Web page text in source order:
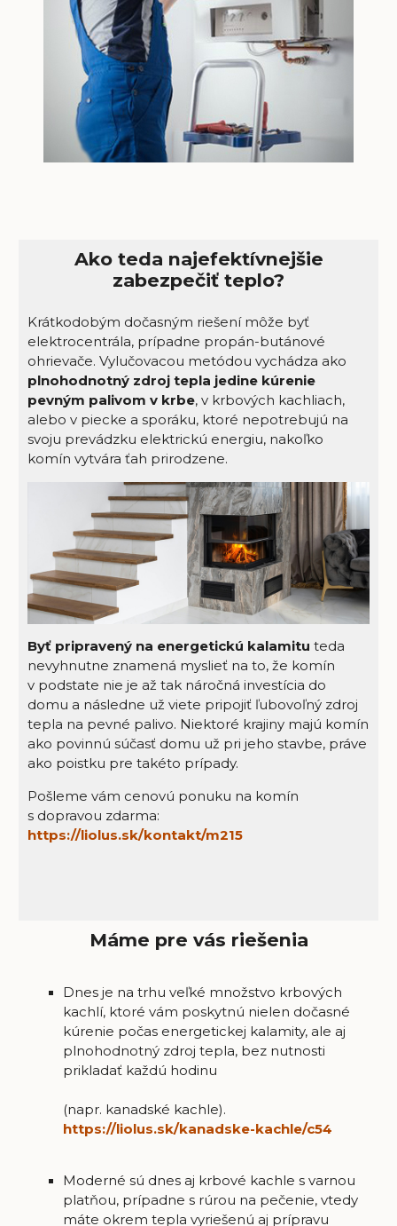
Ako teda najefektívnejšie
zabezpečiť teplo?
Krátkodobým dočasným riešení môže byť
elektrocentrála, prípadne propán-butánové
ohrievače. Vylučovacou metódou vychádza ako
plnohodnotný zdroj tepla jedine kúrenie
pevným palivom v krbe, v krbových kachliach,
alebo v piecke a sporáku, ktoré nepotrebujú na
svoju prevádzku elektrickú energiu, nakoľko
komín vytvára ťah prirodzene.
Byť pripravený na energetickú kalamitu teda
nevyhnutne znamená myslieť na to, že komín
v podstate nie je až tak náročná investícia do
domu a následne už viete pripojiť ľubovoľný zdroj
tepla na pevné palivo. Niektoré krajiny majú komín
ako povinnú súčasť domu už pri jeho stavbe, práve
ako poistku pre takéto prípady.
Pošleme vám cenovú ponuku na komín
s dopravou zdarma:
https://liolus.sk/kontakt/m215
Máme pre vás riešenia
Dnes je na trhu veľké množstvo krbových
kachlí, ktoré vám poskytnú nielen dočasné
kúrenie počas energetickej kalamity, ale aj
plnohodnotný zdroj tepla, bez nutnosti
prikladať každú hodinu
(napr. kanadské kachle).
https://liolus.sk/kanadske-kachle/c54
Moderné sú dnes aj krbové kachle s varnou
platňou, prípadne s rúrou na pečenie, vtedy
máte okrem tepla vyriešenú aj prípravu